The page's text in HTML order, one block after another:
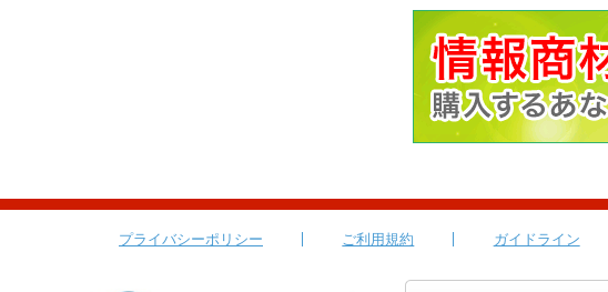
プライバシーポリシー ご利用規約 ガイドライン